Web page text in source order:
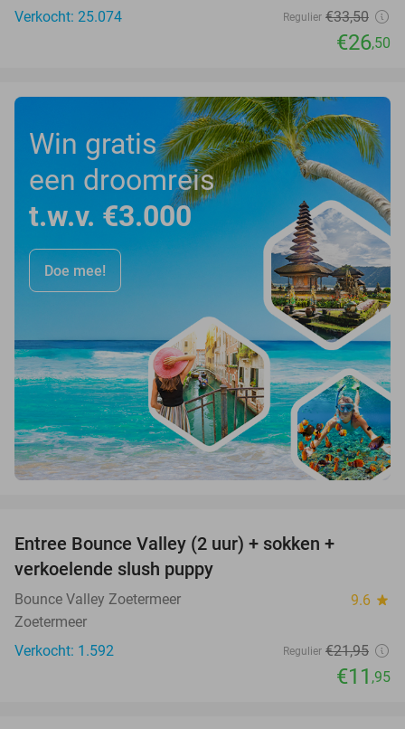
Verkocht: 25.074 Regulier €33,50
€26,50
Win gratis
een droomreis
t.w.v. €3.000
Doe mee!
Entree Bounce Valley (2 uur) + sokken +
verkoelende slush puppy
Bounce Valley Zoetermeer 9.6 star
Zoetermeer
Verkocht: 1.592
Regulier €21,95
€11 ,95